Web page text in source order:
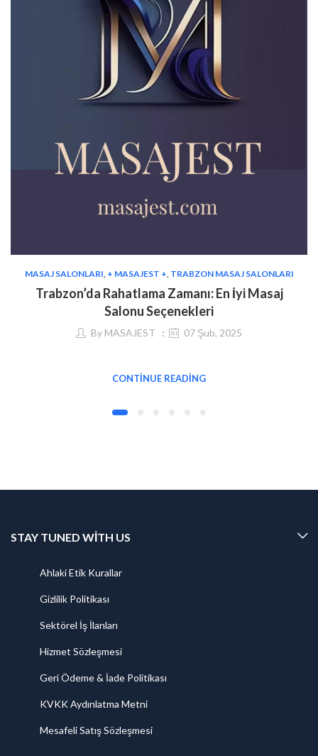
MASAJ SALONLARI, + MASAJEST +, TRABZON MASAJ SALONLARI
Trabzon’da Rahatlama Zamanı: En İyi Masaj
Salonu Seçenekleri
By MASAJEST 07 Şub, 2025
CONTINUE READING
STAY TUNED WITH US
Ahlaki Etik Kurallar
Gizlilik Politikası
Sektörel İş İlanları
Hizmet Sözleşmesi
Geri Ödeme & İade Politikası
KVKK Aydınlatma Metni
Mesafeli Satış Sözleşmesi